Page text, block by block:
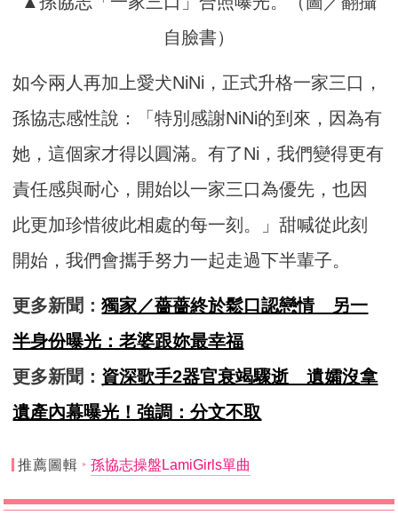
自臉書）
如今兩人再加上愛犬NiNi，正式升格一家三口，
孫協志感性說：「特別感謝NiNi的到來，因為有
她，這個家才得以圓滿。有了Ni，我們變得更有
責任感與耐心，開始以一家三口為優先，也因
此更加珍惜彼此相處的每一刻。」甜喊從此刻
開始，我們會攜手努力一起走過下半輩子。
更多新聞：獨家／薔薔終於鬆口認戀情 另一
半身份曝光：老婆跟妳最幸福
更多新聞： 資深歌手2器官衰竭驟逝 遺孀沒拿
遺產內幕曝光！強調：分文不取
推薦圖輯 孫協志操盤LamiGirls單曲